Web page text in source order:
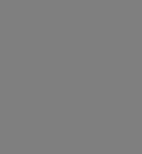
an. Der Tisch
genutztem,
und schönem
und der